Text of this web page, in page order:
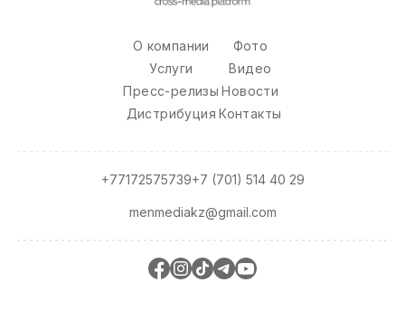
О компании
Услуги
Пресс-релизы
Дистрибуция
Фото
Видео
Новости
Контакты
menmediakz@gmail.com
+77172575739+7 (701) 514 40 29